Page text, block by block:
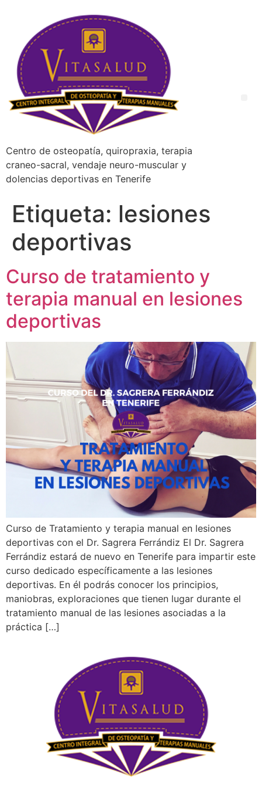
Centro de osteopatía, quiropraxia, terapia
craneo-sacral, vendaje neuro-muscular y
dolencias deportivas en Tenerife
Etiqueta: lesiones
deportivas
Curso de tratamiento y
terapia manual en lesiones
deportivas
Curso de Tratamiento y terapia manual en lesiones
deportivas con el Dr. Sagrera Ferrándiz El Dr. Sagrera
Ferrándiz estará de nuevo en Tenerife para impartir este
curso dedicado específicamente a las lesiones
deportivas. En él podrás conocer los principios,
maniobras, exploraciones que tienen lugar durante el
tratamiento manual de las lesiones asociadas a la
práctica […]